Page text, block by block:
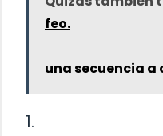
feo.
una secuencia a
1.